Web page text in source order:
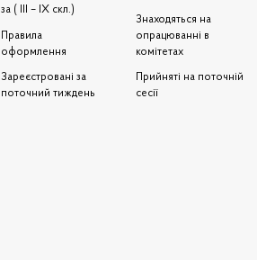
за ( III – IX скл.)
Правила
оформлення
Зареєстровані за
поточний тиждень
Знаходяться на
опрацюванні в
комітетах
Прийняті на поточній
сесії